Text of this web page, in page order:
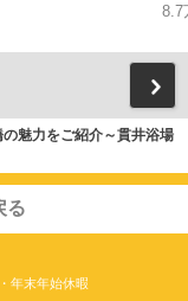
8.7
の魅力をご紹介～貫井浴場
る
年末年始休暇